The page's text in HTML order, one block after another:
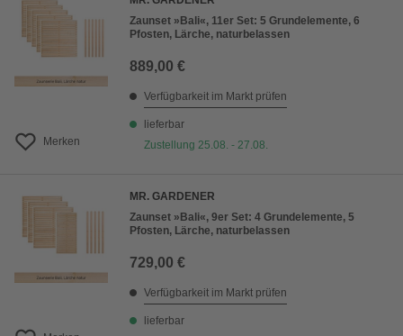
Merken
Zaunset »Bali«, 11er Set: 5 Grundelemente, 6
Pfosten, Lärche, naturbelassen
889,00 €
Verfügbarkeit im Markt prüfen
lieferbar
Zustellung 25.08. - 27.08.
MR. GARDENER
Zaunset »Bali«, 9er Set: 4 Grundelemente, 5
Pfosten, Lärche, naturbelassen
729,00 €
Verfügbarkeit im Markt prüfen
lieferbar